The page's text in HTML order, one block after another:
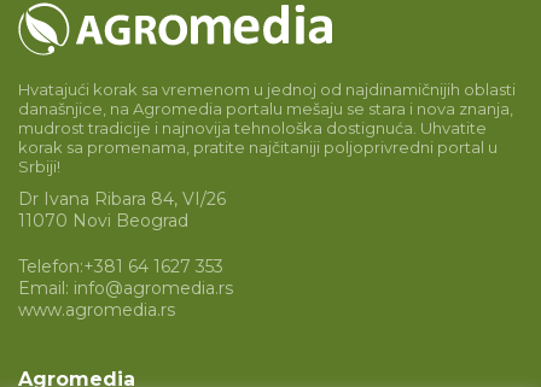
Hvatajući korak sa vremenom u jednoj od najdinamičnijih oblasti
današnjice, na Agromedia portalu mešaju se stara i nova znanja,
mudrost tradicije i najnovija tehnološka dostignuća. Uhvatite
korak sa promenama, pratite najčitaniji poljoprivredni portal u
Srbiji!
Dr Ivana Ribara 84, VI/26
11070 Novi Beograd
Telefon:+381 64 1627 353
Email: info@agromedia.rs
www.agromedia.rs
Agromedia